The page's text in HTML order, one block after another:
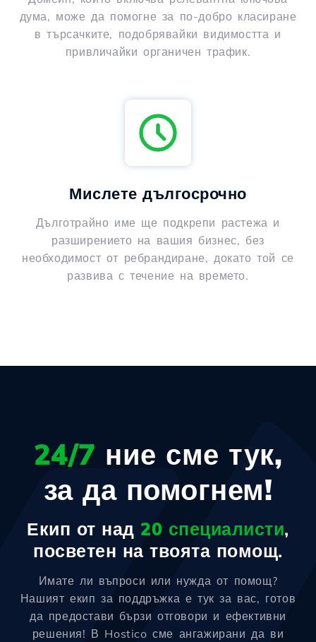
дума, може да помогне за по-добро класиране
в търсачките, подобрявайки видимостта и
привличайки органичен трафик.
Мислете дългосрочно
Дълготрайно име ще подкрепи растежа и
разширението на вашия бизнес, без
необходимост от ребрандиране, докато той се
развива с течение на времето.
24/7 ние сме тук,
за да помогнем!
Екип от над 20 специалисти,
посветен на твоята помощ.
Имате ли въпроси или нужда от помощ?
Нашият екип за поддръжка е тук за вас, готов
да предостави бързи отговори и ефективни
решения! В Hostico сме ангажирани да ви